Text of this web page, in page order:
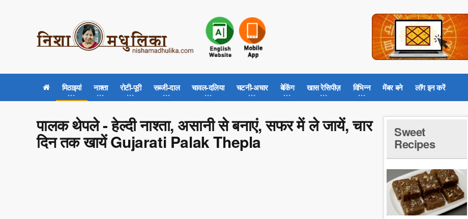
मिठाइयां नाश्ता रोटी-पूरी सब्जी-दाल चावल-दलिया चटनी-अचार बेकिंग खास रेसिपीज़ विभिन्न मेंबर बने लॉग इन करें
पालक थेपले - हेल्दी नाश्ता, असानी से बनाएं, सफर में ले जायें, चार
दिन तक खायें Gujarati Palak Thepla Sweet
Recipes